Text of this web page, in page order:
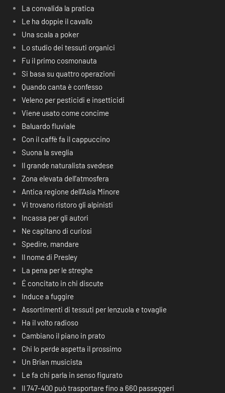
La convalida la pratica
Le ha doppie il cavallo
Una scala a poker
Lo studio dei tessuti organici
Fu il primo cosmonauta
Si basa su quattro operazioni
Quando canta è confesso
Veleno per pesticidi e insetticidi
Viene usato come concime
Baluardo fluviale
Con il caffè fa il cappuccino
Suona la sveglia
Il grande naturalista svedese
Zona elevata dell’atmosfera
Antica regione dell’Asia Minore
Vi trovano ristoro gli alpinisti
Incassa per gli autori
Ne capitano di curiosi
Spedire, mandare
Il nome di Presley
La pena per le streghe
É concitato in chi discute
Induce a fuggire
Assortimenti di tessuti per lenzuola e tovaglie
Ha il volto radioso
Cambiano il piano in prato
Chi lo perde aspetta il prossimo
Un Brian musicista
Le fa chi parla in senso figurato
Il 747-400 può trasportare fino a 660 passeggeri